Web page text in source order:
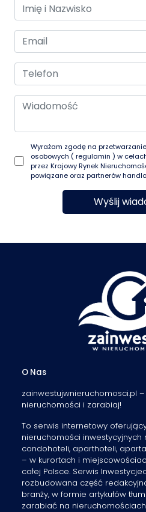
Wyrażam zgodę na
osobowych (regulamin ) w
przez Krajowy Rynek
powiązane oraz partnerów
Wyślij
O Nas
zainwestujwnieruchomosci.pl
nieruchomości i zarabiaj!
To serwis internetowy
nieruchomości inwestycyjnych
condohoteli, aparthoteli,
– w kurortach i
całej Polsce. Serwis
rozbudowana część
branży, w formie artykułów
zarabiać na